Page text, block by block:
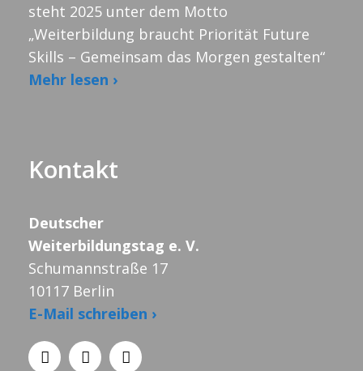
steht 2025 unter dem Motto
„Weiterbildung braucht Priorität Future
Skills – Gemeinsam das Morgen gestalten“
Mehr lesen ›
Kontakt
Deutscher
Weiterbildungstag e. V.
Schumannstraße 17
10117 Berlin
E-Mail schreiben ›